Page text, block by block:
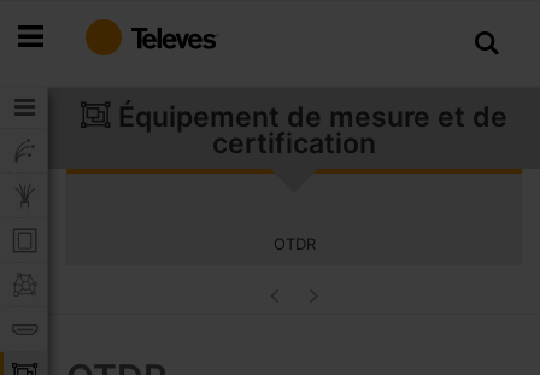
au
Équipement de mesure et de
certification
OTDR